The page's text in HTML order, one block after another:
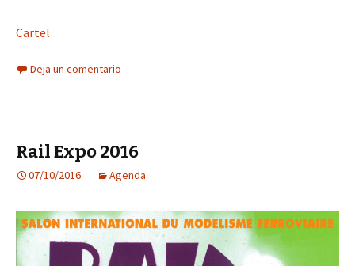
Cartel
Deja un comentario
Rail Expo 2016
07/10/2016 Agenda